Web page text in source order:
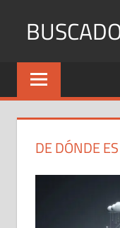
Identifica
Números
y
DE DÓNDE